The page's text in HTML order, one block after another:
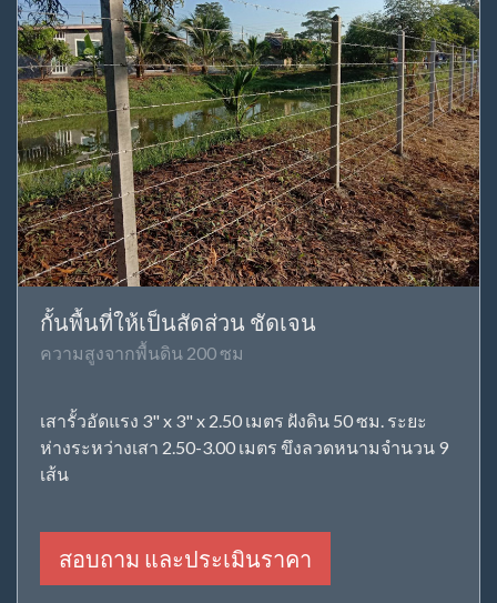
กั้นพื้นที่ให้เป็นสัดส่วน ชัดเจน
ความสูงจากพื้นดิน 200 ซม
เสารั้วอัดแรง 3" x 3" x 2.50 เมตร ฝังดิน 50 ซม. ระยะ
ห่างระหว่างเสา 2.50-3.00 เมตร ขึงลวดหนามจำนวน 9
เส้น
สอบถาม และประเมินราคา